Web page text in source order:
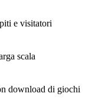
e visitatori
scala
download di giochi